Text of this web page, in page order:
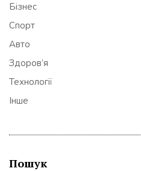
Бізнес
Спорт
Авто
Здоров’я
Технології
Інше
Пошук